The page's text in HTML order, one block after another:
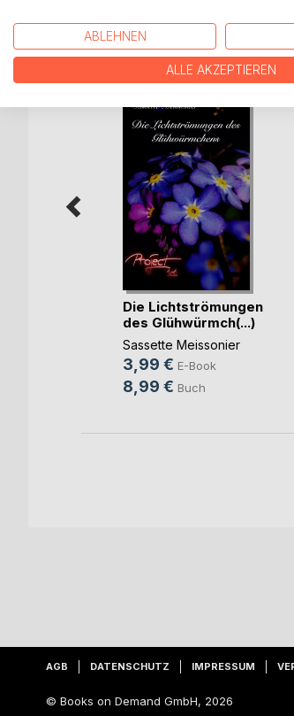
WEITERE
Die Lichtströmungen
des Glühwürmch(...)
Sassette Meissonier
3,99 € E-Book
8,99 € Buch
AGB DATENSCHUTZ IMPRESSUM
© Books on Demand GmbH, 2026
ABLEHNEN
ALLE AKZEPTIEREN